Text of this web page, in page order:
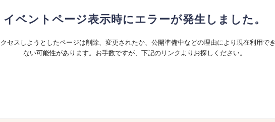
イベントページ表示時にエラーが発生しました。
セスしようとしたページは削除、変更されたか、公開準備中などの理由により現在利用でき
ない可能性があります。お手数ですが、下記のリンクよりお探しください。